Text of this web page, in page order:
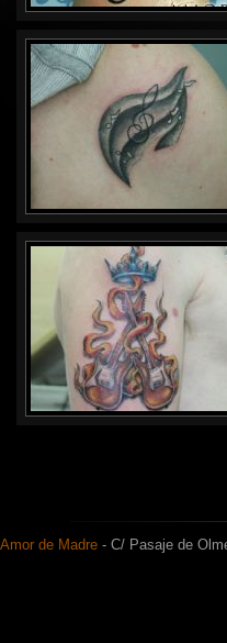
Amor de Madre - C/ Pasaje de